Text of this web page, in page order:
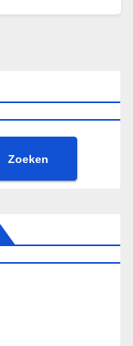
Zoeken